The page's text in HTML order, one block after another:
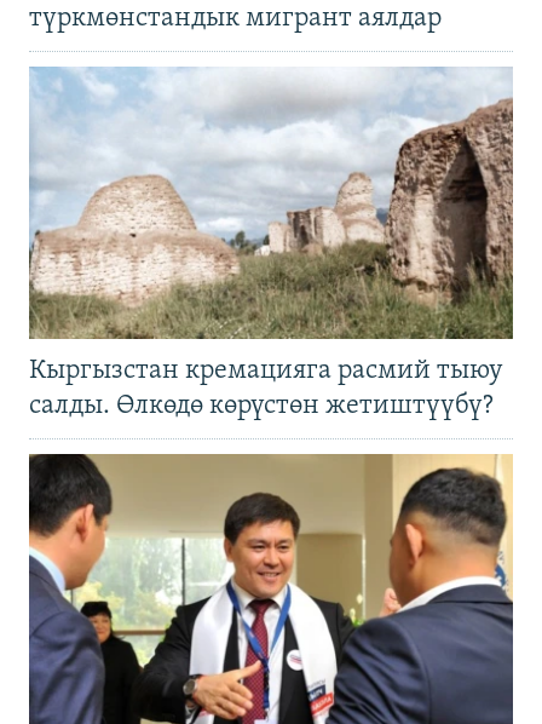
түркмөнстандык мигрант аялдар
Кыргызстан кремацияга расмий тыюу
салды. Өлкөдө көрүстөн жетиштүүбү?